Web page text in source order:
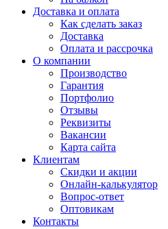
Доставка и оплата
Как сделать заказ
Доставка
Оплата и рассрочка
О компании
Производство
Гарантия
Портфолио
Отзывы
Реквизиты
Вакансии
Карта сайта
Клиентам
Скидки и акции
Онлайн-калькулятор
Вопрос-ответ
Оптовикам
Контакты